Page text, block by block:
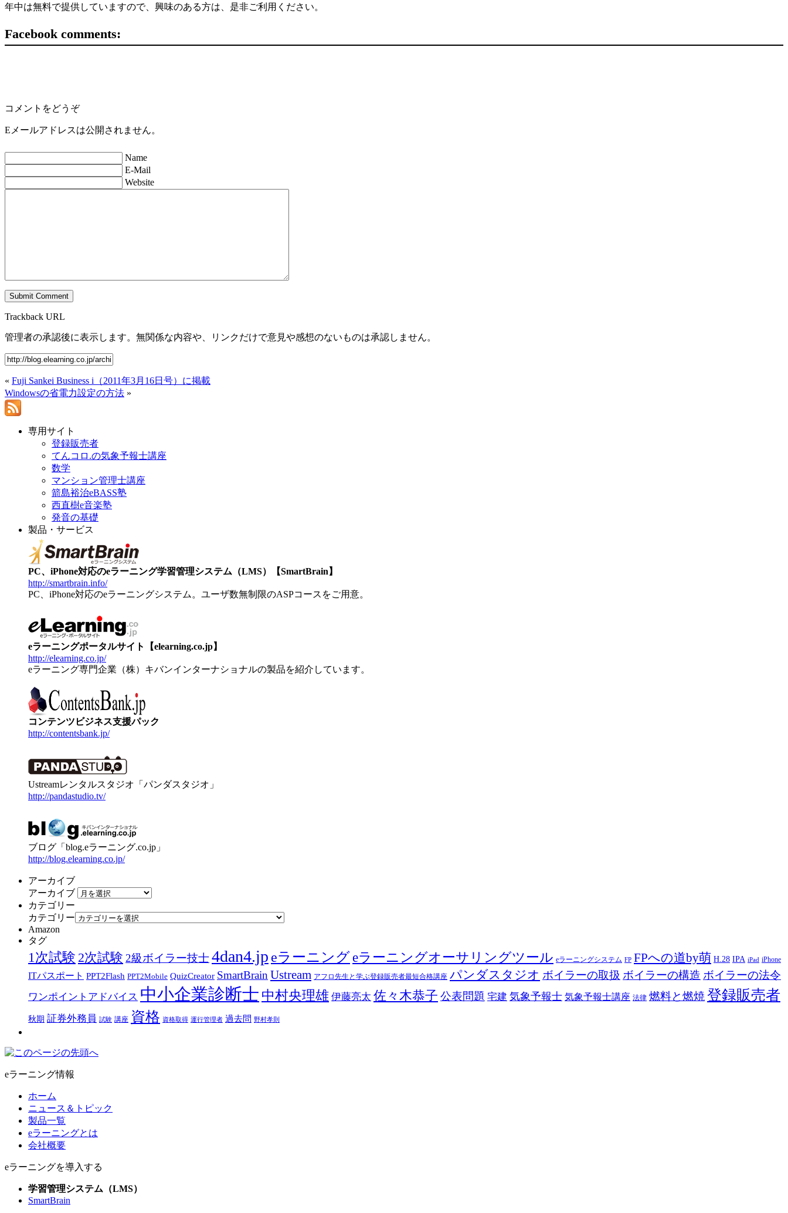
年中は無料で提供していますので、興味のある方は、是非ご利用ください。
Facebook comments:
コメントをどうぞ
Eメールアドレスは公開されません。
Name
E-Mail
Website
Trackback URL
管理者の承認後に表示します。無関係な内容や、リンクだけで意見や感想のないものは承認しません。
« Fuji Sankei Business i（2011年3月16日号）に掲載
Windowsの省電力設定の方法 »
専用サイト
登録販売者
てんコロ.の気象予報士講座
数学
マンション管理士講座
箭島裕治eBASS塾
西直樹e音楽塾
発音の基礎
製品・サービス
PC、iPhone対応のeラーニング学習管理システム（LMS）【SmartBrain】
http://smartbrain.info/
PC、iPhone対応のeラーニングシステム。ユーザ数無制限のASPコースをご用意。
eラーニングポータルサイト【elearning.co.jp】
http://elearning.co.jp/
eラーニング専門企業（株）キバンインターナショナルの製品を紹介しています。
コンテンツビジネス支援パック
http://contentsbank.jp/
Ustreamレンタルスタジオ「パンダスタジオ」
http://pandastudio.tv/
ブログ「blog.eラーニング.co.jp」
http://blog.elearning.co.jp/
アーカイブ
アーカイブ
カテゴリー
カテゴリー
Amazon
タグ
1次試験 2次試験 2級ボイラー技士4dan4.jp eラーニング eラーニングオーサリングツール eラーニングシステム FP FPへの道by萌 H.28 IPA iPad iPhone
ITパスポート PPT2Flash PPT2Mobile QuizCreator SmartBrain Ustream アフロ先生と学ぶ登録販売者最短合格講座 パンダスタジオ ボイラーの取扱 ボイラーの構造 ボイラーの法令
ワンポイントアドバイス 中小企業診断士 中村央理雄 伊藤亮太 佐々木恭子 公表問題 宅建 気象予報士 気象予報士講座 法律 燃料と燃焼 登録販売者
秋期 証券外務員 試験 講座 資格 資格取得 運行管理者 過去問 野村孝則
eラーニング情報
ホーム
ニュース＆トピック
製品一覧
eラーニングとは
会社概要
eラーニングを導入する
学習管理システム（LMS）
SmartBrain